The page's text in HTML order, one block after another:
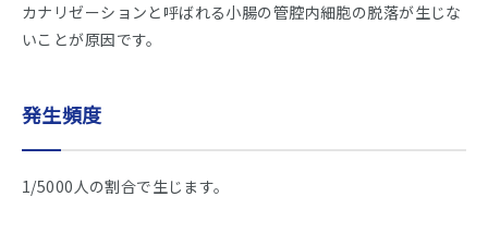
カナリゼーションと呼ばれる小腸の管腔内細胞の脱落が生じな
いことが原因です。
発生頻度
1/5000人の割合で生じます。